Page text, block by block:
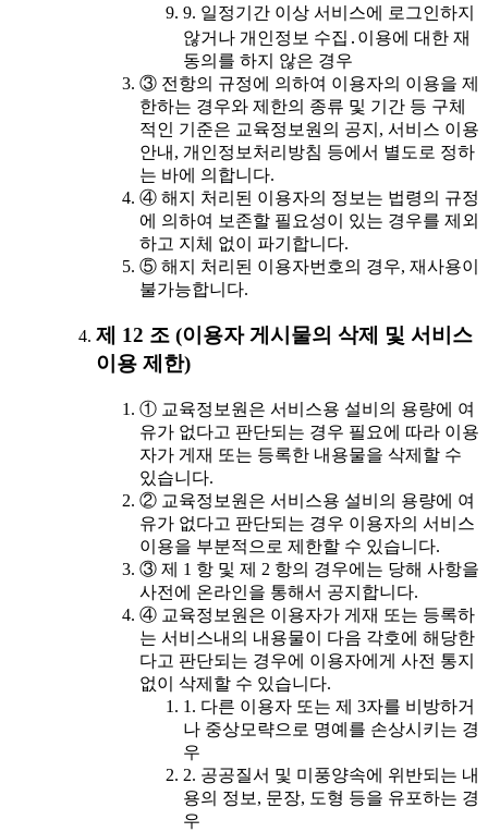
9. 일정기간 이상 서비스에 로그인하지
않거나 개인정보 수집․이용에 대한 재
동의를 하지 않은 경우
③ 전항의 규정에 의하여 이용자의 이용을 제
한하는 경우와 제한의 종류 및 기간 등 구체
적인 기준은 교육정보원의 공지, 서비스 이용
안내, 개인정보처리방침 등에서 별도로 정하
는 바에 의합니다.
④ 해지 처리된 이용자의 정보는 법령의 규정
에 의하여 보존할 필요성이 있는 경우를 제외
하고 지체 없이 파기합니다.
⑤ 해지 처리된 이용자번호의 경우, 재사용이
불가능합니다.
제 12 조 (이용자 게시물의 삭제 및 서비스
이용 제한)
① 교육정보원은 서비스용 설비의 용량에 여
유가 없다고 판단되는 경우 필요에 따라 이용
자가 게재 또는 등록한 내용물을 삭제할 수
있습니다.
② 교육정보원은 서비스용 설비의 용량에 여
유가 없다고 판단되는 경우 이용자의 서비스
이용을 부분적으로 제한할 수 있습니다.
③ 제 1 항 및 제 2 항의 경우에는 당해 사항을
사전에 온라인을 통해서 공지합니다.
④ 교육정보원은 이용자가 게재 또는 등록하
는 서비스내의 내용물이 다음 각호에 해당한
다고 판단되는 경우에 이용자에게 사전 통지
없이 삭제할 수 있습니다.
1. 다른 이용자 또는 제 3자를 비방하거
나 중상모략으로 명예를 손상시키는 경
우
2. 공공질서 및 미풍양속에 위반되는 내
용의 정보, 문장, 도형 등을 유포하는 경
우